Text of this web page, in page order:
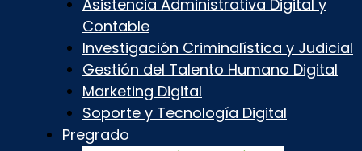
Asistencia Administrativa Digital y
Contable
Investigación Criminalística y Judicial
Gestión del Talento Humano Digital
Marketing Digital
Soporte y Tecnología Digital
Pregrado